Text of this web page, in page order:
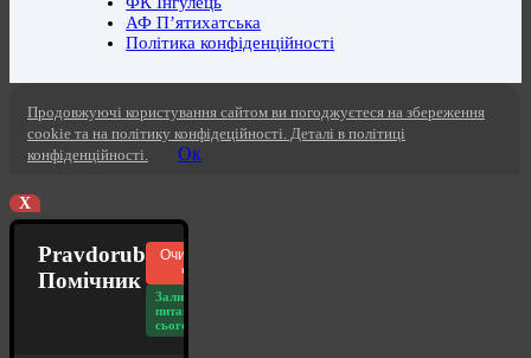
АФ П’ятихатська
Політика конфіденційності
Продовжуючі користування сайтом ви погоджуєтеся на збереження
cookie та на політику конфідеційності. Деталі в політиці
конфіденційності.
Ок
X
Pravdorub
Помічник
Очистити
чат
Залишилось
питань
сьогодні: 20